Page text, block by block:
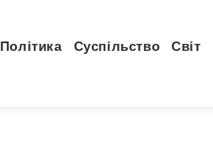
Політика Суспільство Світ